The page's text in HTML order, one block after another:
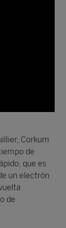
Corkum
de
que es
un electrón
de